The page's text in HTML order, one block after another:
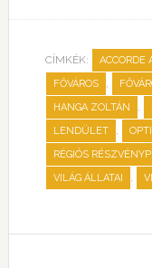
CÍMKÉK: ACCORDE
FŐVÁROS ,
HANGA ZOLTÁN ,
LENDÜLET ,
RÉGIÓS
VILÁG ÁLLATAI ,